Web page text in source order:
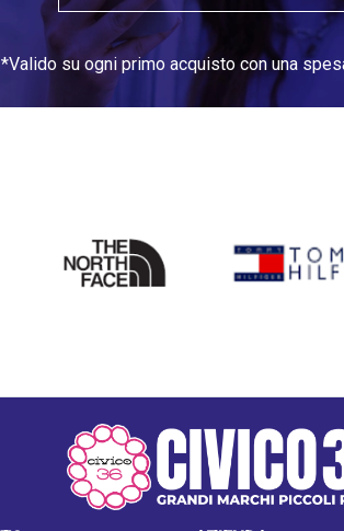
*Valido su ogni primo acquisto con una
NORTH
FACE